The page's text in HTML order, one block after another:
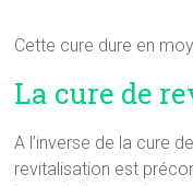
Cette cure dure en
La cure de
A l’inverse de la cure
revitalisation est